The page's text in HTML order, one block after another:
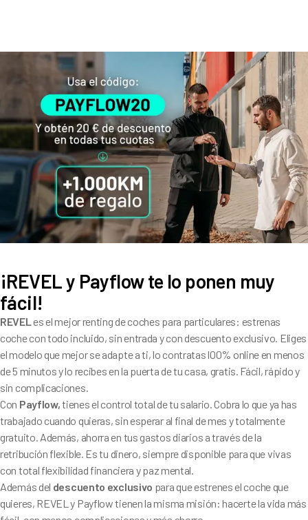
965
878€ /mes
¡REVEL y Payflow te lo ponen muy
fácil!
REVELes el mejor renting de coches para particulares: estrenas
coche con todo incluido, sin entrada y con descuento exclusivo. Eliges
el modelo que mejor se adapte a ti, lo contratas l00% online en menos
de 5 minutos y lo recibes en la puerta de tu casa, gratis. Fácil, rápido y
sin complicaciones.
Con Payflow,tienes el control total de tu salario. Cobra lo que ya has
trabajado cuando quieras, sin esperar al final de mes y totalmente
gratuito. Además, ahorra en tus gastos diarios a través de la
retribución flexible. Es tu dinero, siempre disponible para que vivas
con total flexibilidad financiera y paz mental.
Además del descuento exclusivo para que estrenes el coche que
quieres, REVEL y Payflow tienen la misma misión: hacerte la vida más